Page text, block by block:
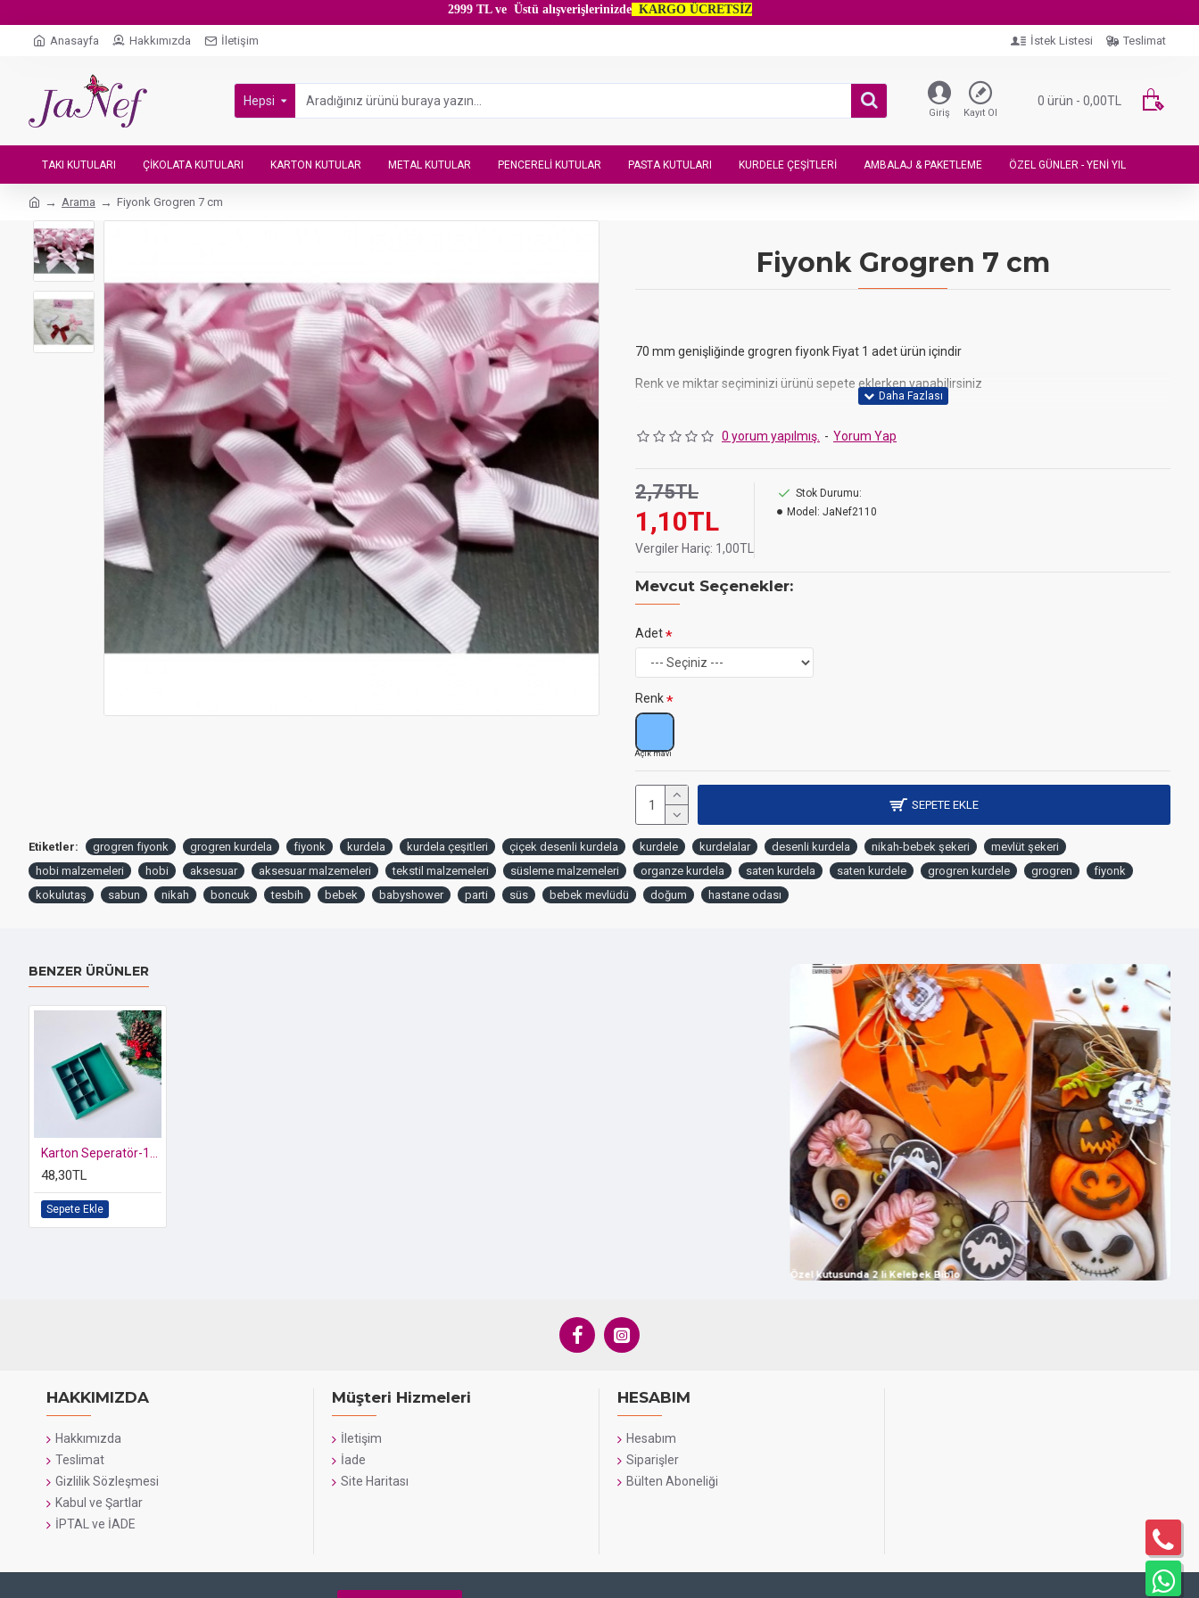
2999 TL ve Üstü alışverişlerinizdeKARGO ÜCRETSİZ
Anasayfa Hakkımızda İletişim İstek Listesi Teslimat
Hepsi
Giriş Kayıt Ol
0 ürün - 0,00TL
TAKI KUTULARI ÇIKOLATA KUTULARI KARTON KUTULAR METAL KUTULAR PENCERELI KUTULAR PASTA KUTULARI KURDELE ÇEŞITLERI AMBALAJ & PAKETLEME ÖZEL GÜNLER - YENI YIL
Arama Fiyonk Grogren 7 cm
Fiyonk Grogren 7 cm
70 mm genişliğinde grogren fiyonk Fiyat 1 adet ürün içindir
Renk ve miktar seçiminizi ürünü sepete eklerken yapabilirsiniz
paketlemelerinde süsleme malzemesi
0 yorum yapılmış. - Yorum Yap
1,10TL
2,75TL
Vergiler Hariç: 1,00TL
Stok Durumu:
Model: JaNef2110
Mevcut Seçenekler:
Adet
Renk
Açık mavi
SEPETE EKLE
Etiketler: grogren fiyonk grogren kurdela fiyonk kurdela kurdela çeşitleri çiçek desenli kurdela kurdele kurdelalar desenli kurdela nikah-bebek şekeri
mevlüt şekeri
hobi malzemeleri
hobi aksesuar aksesuar malzemeleri tekstil malzemeleri süsleme malzemeleri organze kurdela saten kurdela saten kurdele grogren kurdele grogren
fiyonk
kokulutaş
sabun nikah boncuk tesbih bebek babyshower parti süs bebek mevlüdü doğum hastane odası
BENZER ÜRÜNLER
48,30TL
Sepete Ekle
Özel kutusunda 2 li Kelebek Biblo
HAKKIMIZDA
Hakkımızda
Teslimat
Gizlilik Sözleşmesi
Kabul ve Şartlar
İPTAL ve İADE
Müşteri Hizmeleri
İletişim
İade
Site Haritası
HESABIM
Hesabım
Siparişler
Bülten Aboneliği